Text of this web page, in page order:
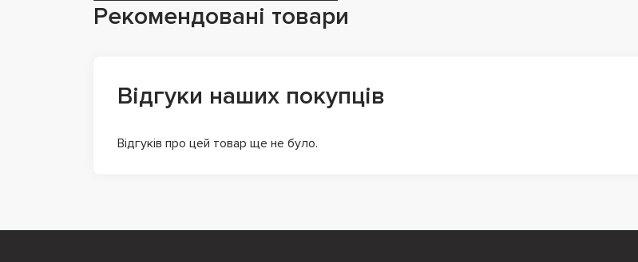
Рекомендовані товари
Відгуки наших покупців
Відгуків про цей товар ще не було.